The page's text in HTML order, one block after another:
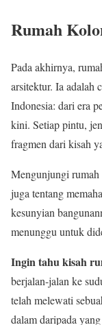
Rumah
Pada akhirnya,
arsitektur. Ia adalah
Indonesia: dari era
kini. Setiap pintu,
fragmen dari kisah
Mengunjungi rumah
juga tentang
kesunyian
menunggu untuk
Ingin tahu kisah
berjalan-jalan ke
telah melewati
dalam daripada